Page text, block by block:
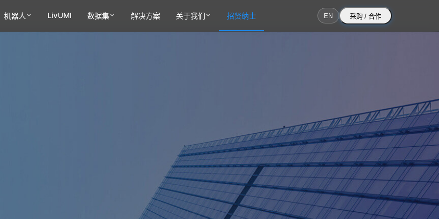
机器人 LivUMI 数据集 解决方案 关于我们 招贤纳士 EN 采购 / 合作